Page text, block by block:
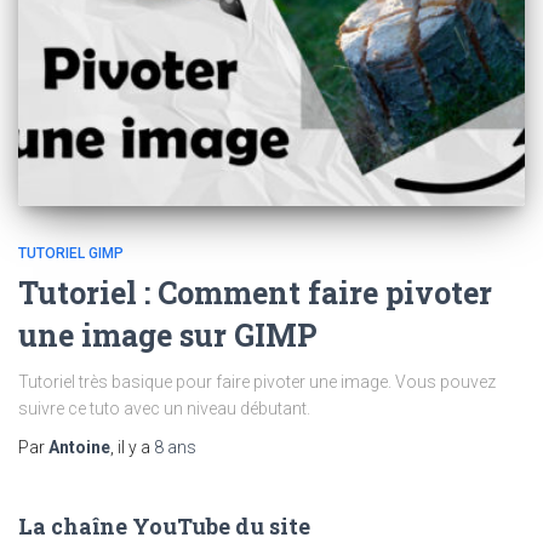
TUTORIEL GIMP
Tutoriel : Comment faire pivoter
une image sur GIMP
Tutoriel très basique pour faire pivoter une image. Vous pouvez
suivre ce tuto avec un niveau débutant.
ParAntoine , il y a 8 ans
La chaîne YouTube du site